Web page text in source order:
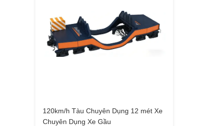
120km/h Tàu Chuyên Dụng 12 mét Xe
Chuyên Dụng Xe Gầu